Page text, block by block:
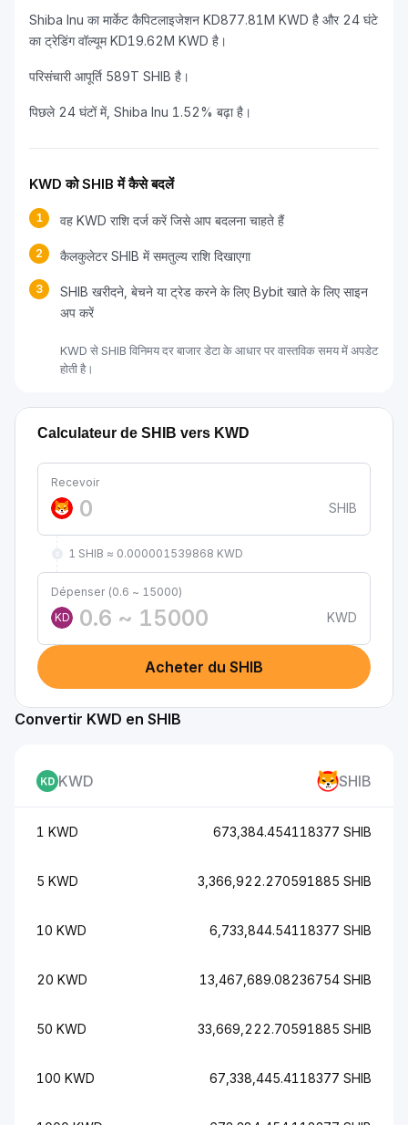
Shiba Inu का मार्केट कैपिटलाइजेशन KD877.81M KWD है और 24 घंटे
का ट्रेडिंग वॉल्यूम KD19.62M KWD है।
परिसंचारी आपूर्ति 589T SHIB है।
पिछले 24 घंटों में, Shiba Inu 1.52% बढ़ा है।
KWD को SHIB में कैसे बदलें
1 वह KWD राशि दर्ज करें जिसे आप बदलना चाहते हैं
2 कैलकुलेटर SHIB में समतुल्य राशि दिखाएगा
3
SHIB खरीदने, बेचने या ट्रेड करने के लिए Bybit खाते के लिए साइन
अप करें
KWD से SHIB विनिमय दर बाजार डेटा के आधार पर वास्तविक समय में अपडेट
होती है।
Calculateur de SHIB vers KWD
Recevoir
SHIB
1 SHIB ≈ 0.000001539868 KWD
Dépenser (0.6 ~ 15000)
KD
KWD
Acheter du SHIB
Convertir KWD en SHIB
KWD SHIB
1 KWD 673,384.454118377 SHIB
5 KWD 3,366,922.270591885 SHIB
10 KWD 6,733,844.54118377 SHIB
20 KWD 13,467,689.08236754 SHIB
50 KWD 33,669,222.70591885 SHIB
100 KWD 67,338,445.4118377 SHIB